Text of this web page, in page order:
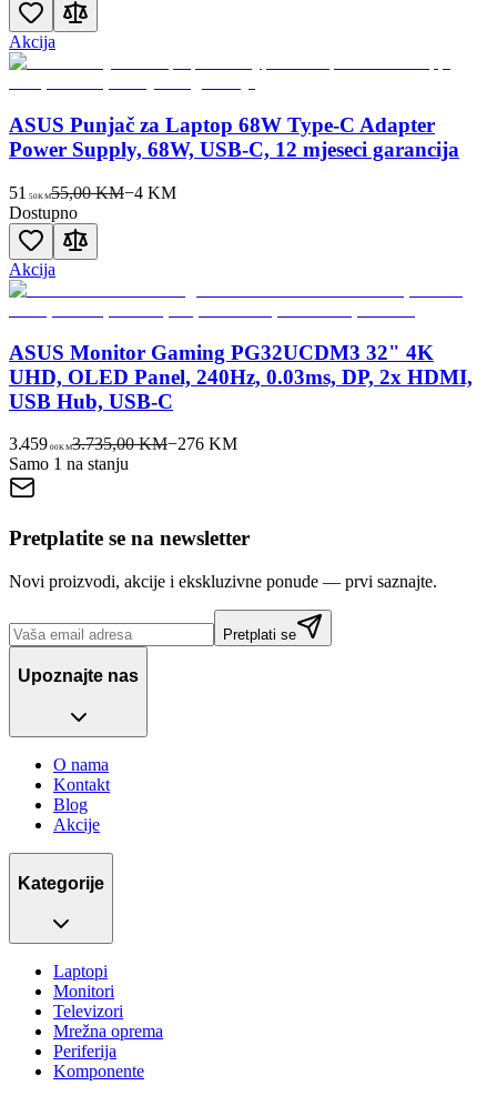
Akcija
ASUS Punjač za Laptop 68W Type-C Adapter
Power Supply, 68W, USB-C, 12 mjeseci garancija
51 50KM55,00 KM−4KM
Dostupno
Akcija
ASUS Monitor Gaming PG32UCDM3 32" 4K
UHD, OLED Panel, 240Hz, 0.03ms, DP, 2x HDMI,
USB Hub, USB-C
3.459 00KM3.735,00 KM−276KM
Samo 1 na stanju
Pretplatite se na newsletter
Novi proizvodi, akcije i ekskluzivne ponude — prvi saznajte.
Pretplati se
Upoznajte nas
O nama
Kontakt
Blog
Akcije
Kategorije
Laptopi
Monitori
Televizori
Mrežna oprema
Periferija
Komponente